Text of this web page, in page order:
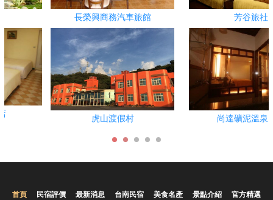
芳谷旅社 林桂園石泉
尚達礦泥溫泉山莊 亞帝大飯
首頁 民宿評價 最新消息 台南民宿 美食名產 景點介紹 官方精選